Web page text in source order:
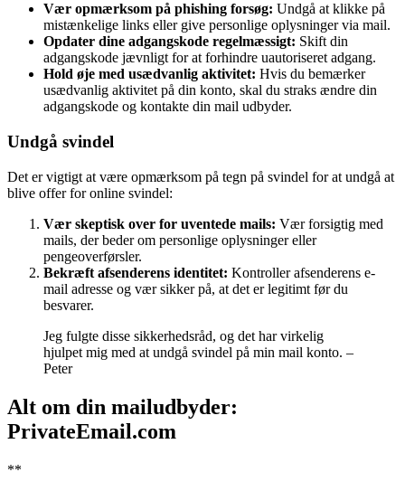
Vær opmærksom på phishing forsøg: Undgå at klikke på
mistænkelige links eller give personlige oplysninger via mail.
Opdater dine adgangskode regelmæssigt: Skift din
adgangskode jævnligt for at forhindre uautoriseret adgang.
Hold øje med usædvanlig aktivitet: Hvis du bemærker
usædvanlig aktivitet på din konto, skal du straks ændre din
adgangskode og kontakte din mail udbyder.
Undgå svindel
Det er vigtigt at være opmærksom på tegn på svindel for at undgå at
blive offer for online svindel:
Vær skeptisk over for uventede mails: Vær forsigtig med
mails, der beder om personlige oplysninger eller
pengeoverførsler.
Bekræft afsenderens identitet: Kontroller afsenderens e-
mail adresse og vær sikker på, at det er legitimt før du
besvarer.
Jeg fulgte disse sikkerhedsråd, og det har virkelig
hjulpet mig med at undgå svindel på min mail konto. –
Peter
Alt om din mailudbyder:
PrivateEmail.com
**